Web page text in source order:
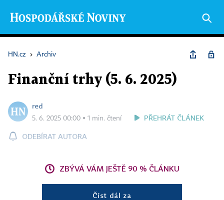
HN.cz › Archiv
Finanční trhy (5. 6. 2025)
red
5. 6. 2025 00:00 ▪ 1 min. čtení PŘEHRÁT ČLÁNEK
ODEBÍRAT AUTORA
ZBÝVÁ VÁM JEŠTĚ 90 % ČLÁNKU
Číst dál za